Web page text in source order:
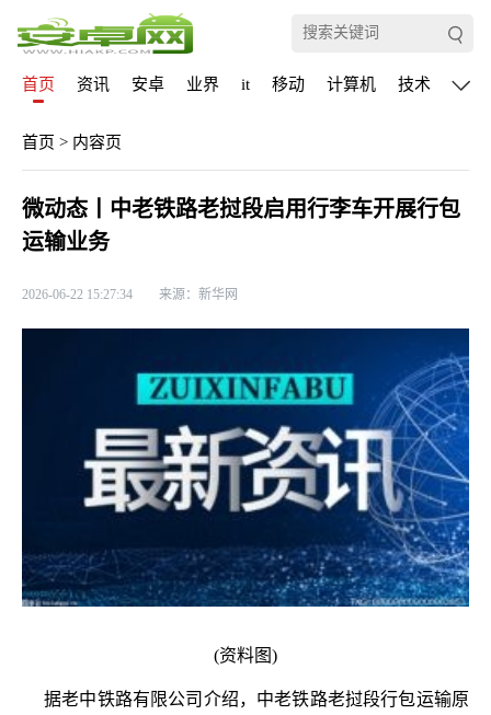
首页 资讯 安卓 业界 it 移动 计算机 技术 通信
首页 > 内容页
微动态丨中老铁路老挝段启用行李车开展行包
运输业务
2026-06-22 15:27:34 来源：新华网
(资料图)
据老中铁路有限公司介绍，中老铁路老挝段行包运输原